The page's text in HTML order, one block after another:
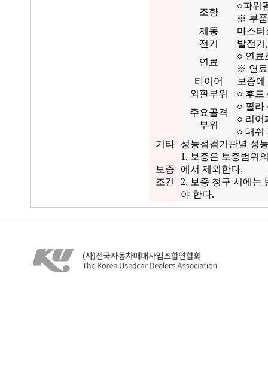
조향
○파워
※ 부품
제동
마스터
전기
발전기
연료
○ 연료
※ 연료
타이어
보증
외판부위
○ 후드
주요골격
부위
○ 필라
○ 리어
○ 대쉬
기타
성능점검기관별 성
보증
조건
1. 보증은 보증범위
에서 제외한다.
2. 보증 청구 시에는
야 한다.